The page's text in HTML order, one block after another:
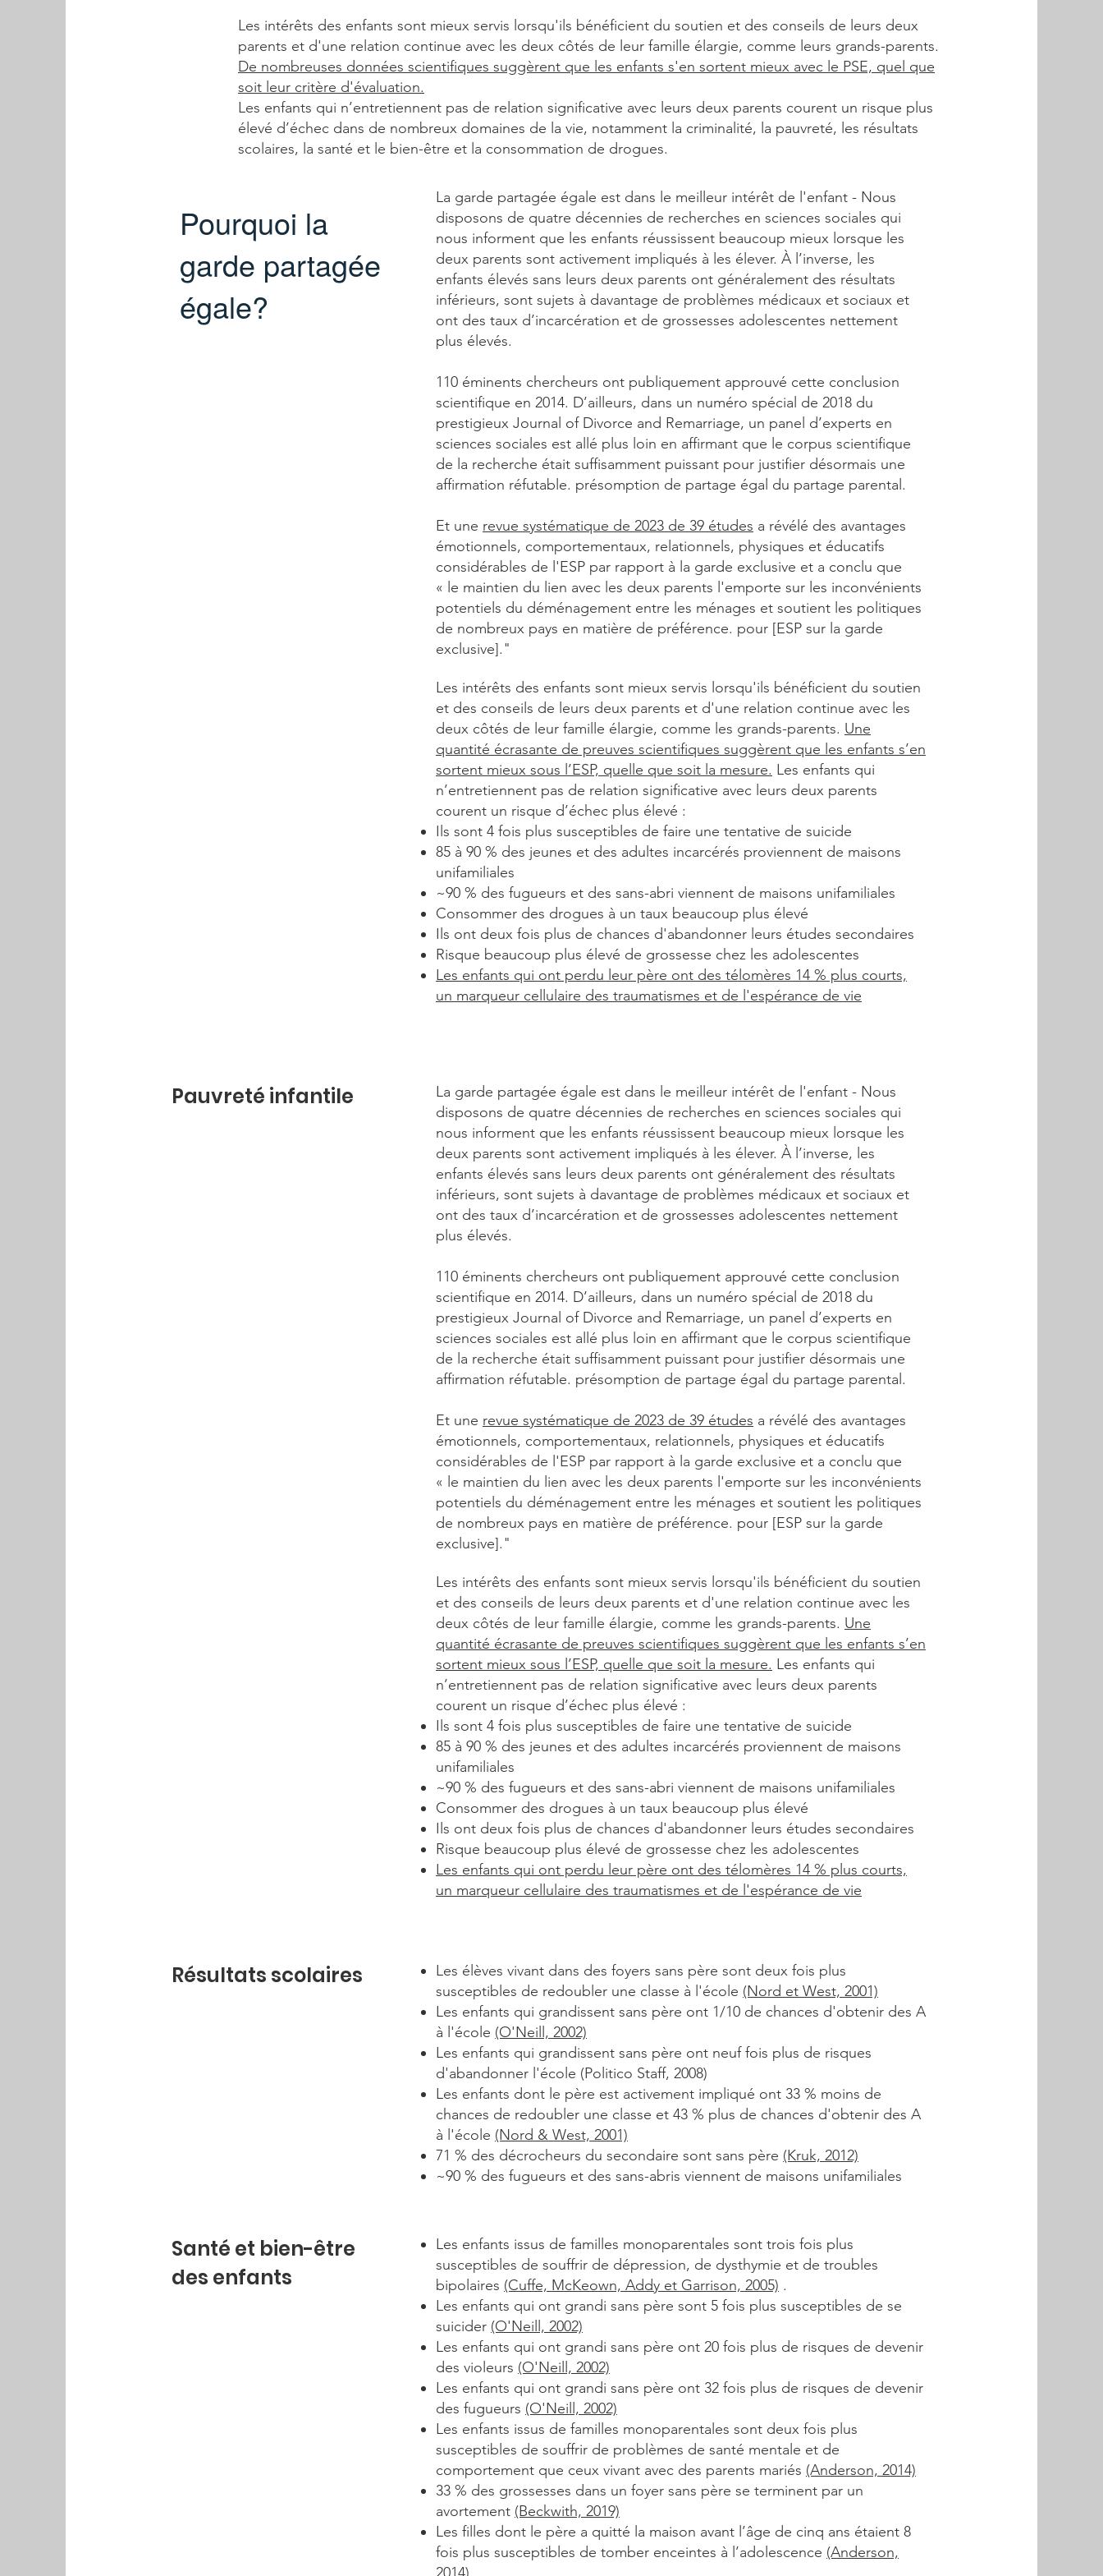
Les intérêts des enfants sont mieux servis lorsqu'ils bénéficient du soutien et des conseils de leurs deux
parents et d'une relation continue avec les deux côtés de leur famille élargie, comme leurs grands-parents.
De nombreuses données scientifiques suggèrent que les enfants s'en sortent mieux avec le PSE, quel que
soit leur critère d'évaluation.
Les enfants qui n’entretiennent pas de relation significative avec leurs deux parents courent un risque plus
élevé d’échec dans de nombreux domaines de la vie, notamment la criminalité, la pauvreté, les résultats
scolaires, la santé et le bien-être et la consommation de drogues.
Pourquoi la
garde partagée
égale?
La garde partagée égale est dans le meilleur intérêt de l'enfant - Nous
disposons de quatre décennies de recherches en sciences sociales qui
nous informent que les enfants réussissent beaucoup mieux lorsque les
deux parents sont activement impliqués à les élever. À l’inverse, les
enfants élevés sans leurs deux parents ont généralement des résultats
inférieurs, sont sujets à davantage de problèmes médicaux et sociaux et
ont des taux d’incarcération et de grossesses adolescentes nettement
plus élevés.
110 éminents chercheurs ont publiquement approuvé cette conclusion
scientifique en 2014. D’ailleurs, dans un numéro spécial de 2018 du
prestigieux Journal of Divorce and Remarriage, un panel d’experts en
sciences sociales est allé plus loin en affirmant que le corpus scientifique
de la recherche était suffisamment puissant pour justifier désormais une
affirmation réfutable. présomption de partage égal du partage parental.
Et une revue systématique de 2023 de 39 études a révélé des avantages
émotionnels, comportementaux, relationnels, physiques et éducatifs
considérables de l'ESP par rapport à la garde exclusive et a conclu que
« le maintien du lien avec les deux parents l'emporte sur les inconvénients
potentiels du déménagement entre les ménages et soutient les politiques
de nombreux pays en matière de préférence. pour [ESP sur la garde
exclusive]."
Les intérêts des enfants sont mieux servis lorsqu'ils bénéficient du soutien
et des conseils de leurs deux parents et d'une relation continue avec les
deux côtés de leur famille élargie, comme les grands-parents. Une
quantité écrasante de preuves scientifiques suggèrent que les enfants s’en
sortent mieux sous l’ESP, quelle que soit la mesure. Les enfants qui
n’entretiennent pas de relation significative avec leurs deux parents
courent un risque d’échec plus élevé :
Ils sont 4 fois plus susceptibles de faire une tentative de suicide
85 à 90 % des jeunes et des adultes incarcérés proviennent de maisons
unifamiliales
~90 % des fugueurs et des sans-abri viennent de maisons unifamiliales
Consommer des drogues à un taux beaucoup plus élevé
Ils ont deux fois plus de chances d'abandonner leurs études secondaires
Risque beaucoup plus élevé de grossesse chez les adolescentes
Les enfants qui ont perdu leur père ont des télomères 14 % plus courts,
un marqueur cellulaire des traumatismes et de l'espérance de vie
Pauvreté infantile
La garde partagée égale est dans le meilleur intérêt de l'enfant - Nous
disposons de quatre décennies de recherches en sciences sociales qui
nous informent que les enfants réussissent beaucoup mieux lorsque les
deux parents sont activement impliqués à les élever. À l’inverse, les
enfants élevés sans leurs deux parents ont généralement des résultats
inférieurs, sont sujets à davantage de problèmes médicaux et sociaux et
ont des taux d’incarcération et de grossesses adolescentes nettement
plus élevés.
110 éminents chercheurs ont publiquement approuvé cette conclusion
scientifique en 2014. D’ailleurs, dans un numéro spécial de 2018 du
prestigieux Journal of Divorce and Remarriage, un panel d’experts en
sciences sociales est allé plus loin en affirmant que le corpus scientifique
de la recherche était suffisamment puissant pour justifier désormais une
affirmation réfutable. présomption de partage égal du partage parental.
Et une revue systématique de 2023 de 39 études a révélé des avantages
émotionnels, comportementaux, relationnels, physiques et éducatifs
considérables de l'ESP par rapport à la garde exclusive et a conclu que
« le maintien du lien avec les deux parents l'emporte sur les inconvénients
potentiels du déménagement entre les ménages et soutient les politiques
de nombreux pays en matière de préférence. pour [ESP sur la garde
exclusive]."
Les intérêts des enfants sont mieux servis lorsqu'ils bénéficient du soutien
et des conseils de leurs deux parents et d'une relation continue avec les
deux côtés de leur famille élargie, comme les grands-parents. Une
quantité écrasante de preuves scientifiques suggèrent que les enfants s’en
sortent mieux sous l’ESP, quelle que soit la mesure. Les enfants qui
n’entretiennent pas de relation significative avec leurs deux parents
courent un risque d’échec plus élevé :
Ils sont 4 fois plus susceptibles de faire une tentative de suicide
85 à 90 % des jeunes et des adultes incarcérés proviennent de maisons
unifamiliales
~90 % des fugueurs et des sans-abri viennent de maisons unifamiliales
Consommer des drogues à un taux beaucoup plus élevé
Ils ont deux fois plus de chances d'abandonner leurs études secondaires
Risque beaucoup plus élevé de grossesse chez les adolescentes
Les enfants qui ont perdu leur père ont des télomères 14 % plus courts,
un marqueur cellulaire des traumatismes et de l'espérance de vie
Résultats scolaires
Les élèves vivant dans des foyers sans père sont deux fois plus
susceptibles de redoubler une classe à l'école (Nord et West, 2001)
Les enfants qui grandissent sans père ont 1/10 de chances d'obtenir des A
à l'école (O'Neill, 2002)
Les enfants qui grandissent sans père ont neuf fois plus de risques
d'abandonner l'école (Politico Staff, 2008)
Les enfants dont le père est activement impliqué ont 33 % moins de
chances de redoubler une classe et 43 % plus de chances d'obtenir des A
à l'école (Nord & West, 2001)
71 % des décrocheurs du secondaire sont sans père (Kruk, 2012)
~90 % des fugueurs et des sans-abris viennent de maisons unifamiliales
Santé et bien-être
des enfants
Les enfants issus de familles monoparentales sont trois fois plus
susceptibles de souffrir de dépression, de dysthymie et de troubles
bipolaires (Cuffe, McKeown, Addy et Garrison, 2005) .
Les enfants qui ont grandi sans père sont 5 fois plus susceptibles de se
suicider (O'Neill, 2002)
Les enfants qui ont grandi sans père ont 20 fois plus de risques de devenir
des violeurs (O'Neill, 2002)
Les enfants qui ont grandi sans père ont 32 fois plus de risques de devenir
des fugueurs (O'Neill, 2002)
Les enfants issus de familles monoparentales sont deux fois plus
susceptibles de souffrir de problèmes de santé mentale et de
comportement que ceux vivant avec des parents mariés (Anderson, 2014)
33 % des grossesses dans un foyer sans père se terminent par un
avortement (Beckwith, 2019)
Les filles dont le père a quitté la maison avant l’âge de cinq ans étaient 8
fois plus susceptibles de tomber enceintes à l’adolescence (Anderson,